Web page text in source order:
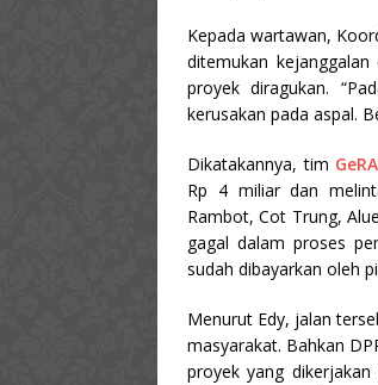
Kepada wartawan,
ditemukan
proyek diragukan.
kerusakan pada aspal.
Dikatakannya, tim
Rp 4 miliar dan
Rambot, Cot Trung,
gagal dalam proses
sudah dibayarkan oleh
Menurut Edy, jalan
masyarakat. Bahkan
proyek yang